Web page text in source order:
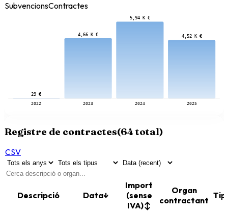
SubvencionsContractes
29 €
2022
4,66 K €
2023
5,94 K €
2024
4,52 K €
2025
Registre de contractes(64total)
CSV
Descripció Data↓
Import
(sense
IVA)↕
Organ
contractant